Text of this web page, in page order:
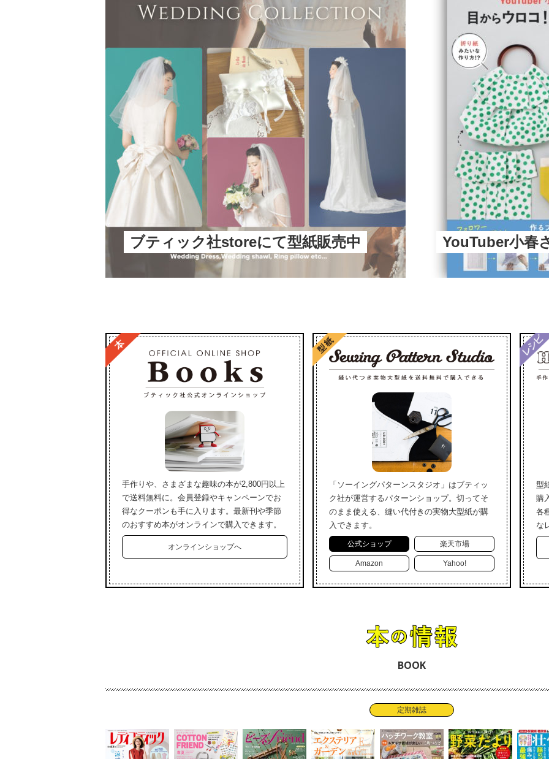
ブティック社storeにて型紙販売中 YouTuber小春
手作りや、さまざまな趣味の本が2,800円以上
で送料無料に。会員登録やキャンペーンでお
得なクーポンも手に入ります。最新刊や季節
のおすすめ本がオンラインで購入できます。
オンラインショップへ
「ソーイングパターンスタジオ」はブティッ
ク社が運営するパターンショップ。切ってそ
のまま使える、縫い代付きの実物大型紙が購
入できます。
公式ショップ 楽天市場
Amazon Yahoo!
型
購
各
な
BOOK
定期雑誌